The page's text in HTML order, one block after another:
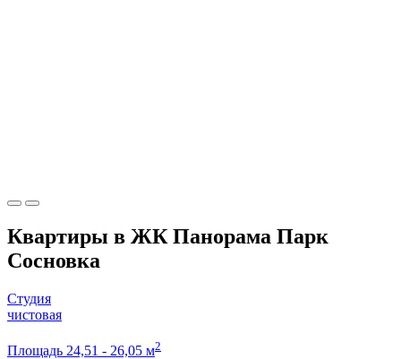
Квартиры в ЖК Панорама Парк
Сосновка
Студия
чистовая
Площадь 24,51 - 26,05 м2